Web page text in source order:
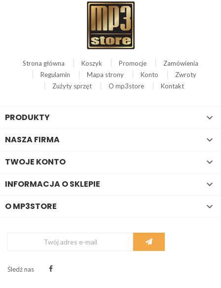
Strona główna Koszyk Promocje
Zamówienia
Regulamin
Mapa strony Konto
Zwroty
Zużyty sprzęt
O mp3store Kontakt
PRODUKTY 
NASZA FIRMA 
TWOJE KONTO 
INFORMACJA O SKLEPIE 
O MP3STORE 
Śledź nas